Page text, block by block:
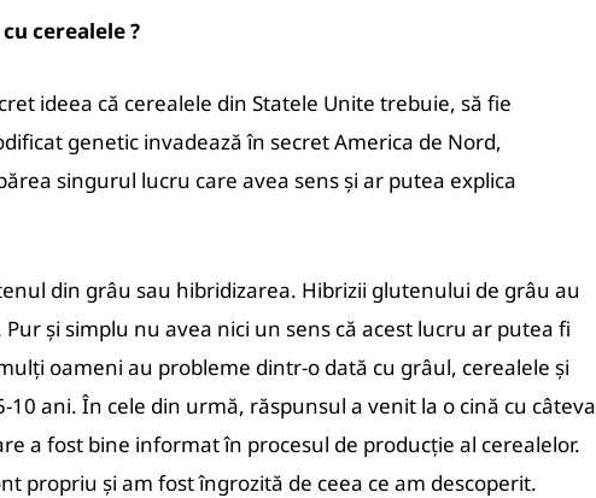
cerealele ?
ideea că cerealele din Statele Unite trebuie, să fie
genetic invadează în secret America de Nord,
singurul lucru care avea sens și ar putea explica
din grâu sau hibridizarea. Hibrizii glutenului de grâu au
și simplu nu avea nici un sens că acest lucru ar putea fi
oameni au probleme dintr-o dată cu grâul, cerealele și
ani. În cele din urmă, răspunsul a venit la o cină cu câteva
a fost bine informat în procesul de producție al cerealelor.
propriu și am fost îngrozită de ceea ce am descoperit.